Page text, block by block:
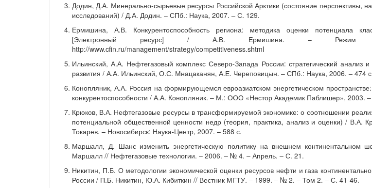
Додин, Д.А. Минерально-сырьевые ресурсы Российской Арктики (состояние перспективы,
исследований) / Д.А. Додин. – СПб.: Наука, 2007. – С. 129.
Ермишина, А.В. Конкурентоспособность региона: методика оценки потенциала
[Электронный ресурс] / А.В. Ермишина. – Режим
http://www.cfin.ru/management/strategy/competitiveness.shtml
Ильинский, А.А. Нефтегазовый комплекс Северо-Запада России: стратегический анализ и
развития / А.А. Ильинский, О.С. Мнацаканян, А.Е. Череповицын. – СПб.: Наука, 2006. – 474
Конопляник, А.А. Россия на формирующемся евроазиатском энергетическом
конкурентоспособности / А.А. Конопляник. – М.: ООО «Нестор Академик Паблишер», 2003.
Крюков, В.А. Нефтегазовые ресурсы в трансформируемой экономике: о соотношении
потенциальной общественной ценности недр (теория, практика, анализ и оценки) / В.А.
Токарев. – Новосибирск: Наука-Центр, 2007. – 588 с.
Маршалл, Д. Шанс изменить энергетическую политику на внешнем континентальном
Маршалл // Нефтегазовые технологии. – 2006. – № 4. – Апрель. – С. 21.
Никитин, П.Б. О методологии экономической оценки ресурсов нефти и газа
России / П.Б. Никитин, Ю.А. Кибиткин // Вестник МГТУ. – 1999. – № 2. – Том 2. – С. 41-46.